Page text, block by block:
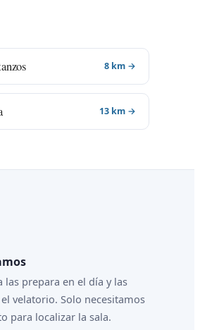
8 km →
13 km →
las prepara en el día y las
velatorio. Solo necesitamos
para localizar la sala.